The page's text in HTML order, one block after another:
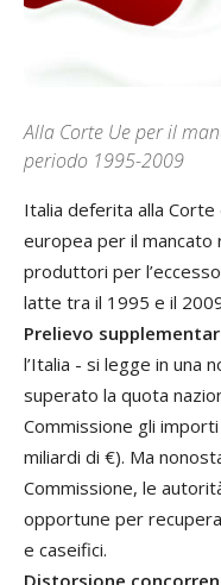
Alla Corte Ue per il
periodo 1995-2009
Italia deferita alla Corte
europea per il mancato
produttori per
latte tra il 1995 e il
Prelievo
l’Italia - si legge in una
superato la quota
Commissione gli
miliardi di €). Ma
Commissione, le
opportune per
e caseifici.